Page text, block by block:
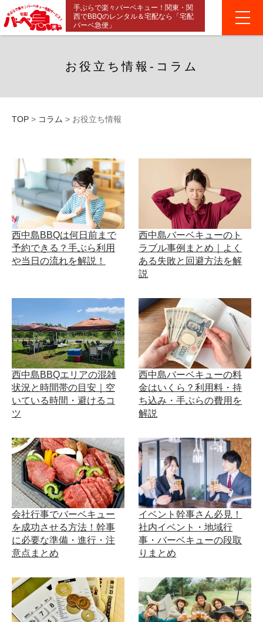
手ぶらで楽々バーベキュー！関東・関
西でBBQのレンタル＆宅配なら「宅配
バーベ急便」
お役立ち情報-コラム
TOP > コラム > お役立ち情報
西中島BBQは何日前まで
予約できる？手ぶら利用
や当日の流れを解説！
西中島バーベキューのト
ラブル事例まとめ｜よく
ある失敗と回避方法を解
説
西中島BBQエリアの混雑
状況と時間帯の目安｜空
いている時間・避けるコ
ツ
西中島バーベキューの料
金はいくら？利用料・持
ち込み・手ぶらの費用を
解説
会社行事でバーベキュー
を成功させる方法！幹事
に必要な準備・進行・注
意点まとめ
イベント幹事さん必見！
社内イベント・地域行
事・バーベキューの段取
りまとめ